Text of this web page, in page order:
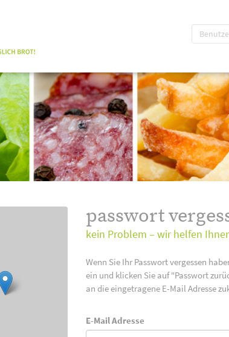
passwort
kein Problem – wir helfen
Wenn Sie Ihr Passwort vergessen
ein und klicken Sie auf "Passwort
an die eingetragene E-Mail Adresse
E-Mail Adresse